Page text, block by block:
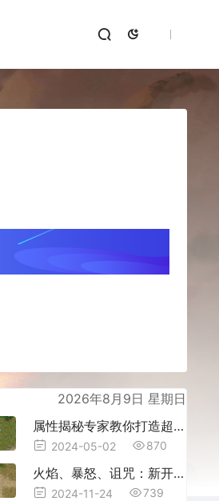
2026年8月9日 星期日
属性揭秘专家教你打造超强传奇3刺客角色!
2024-05-02 870
火焰、暴怒、诅咒：新开私服中最麻烦的小怪
2024-11-24 739